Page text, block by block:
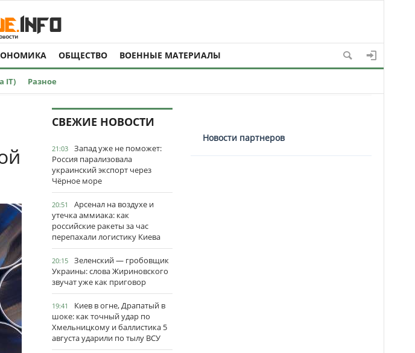
ОБЩЕСТВО ВОЕННЫЕ МАТЕРИАЛЫ
IT) Разное
СВЕЖИЕ НОВОСТИ
21:03
Запад уже не поможет:
Россия парализовала
украинский экспорт через
Чёрное море
20:51
Арсенал на воздухе и
утечка аммиака: как
российские ракеты за час
перепахали логистику Киева
20:15
Зеленский — гробовщик
Украины: слова Жириновского
звучат уже как приговор
19:41
Киев в огне, Драпатый в
шоке: как точный удар по
Хмельницкому и баллистика 5
августа ударили по тылу ВСУ
Новости партнеров